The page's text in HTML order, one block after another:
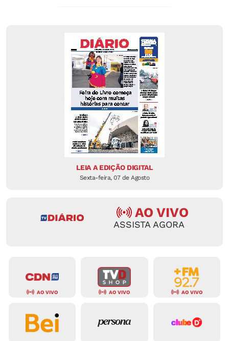
LEIA A EDIÇÃO DIGITAL
Sexta-feira, 07 de Agosto
AO VIVO
ASSISTA AGORA
AO VIVO AO VIVO AO VIVO